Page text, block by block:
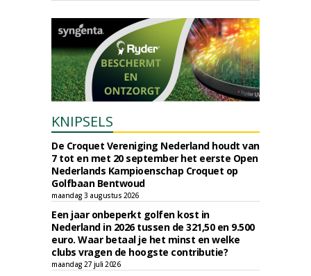
KNIPSELS
De Croquet Vereniging Nederland houdt van
7 tot en met 20 september het eerste Open
Nederlands Kampioenschap Croquet op
Golfbaan Bentwoud
maandag 3 augustus 2026
Een jaar onbeperkt golfen kost in
Nederland in 2026 tussen de 321,50 en 9.500
euro. Waar betaal je het minst en welke
clubs vragen de hoogste contributie?
maandag 27 juli 2026